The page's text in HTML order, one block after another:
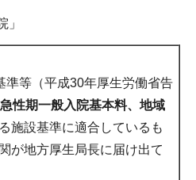
」
準等（平成30年厚生労働省告
急性期一般入院基本料、地域
施設基準に適合しているも
が地方厚生局長に届け出て